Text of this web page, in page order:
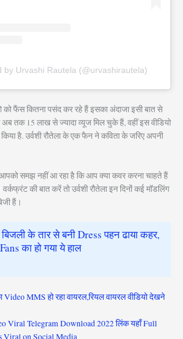
by Urvashi Rautela (@urvashirautela)
को फैंस कितना पसंद कर रहे हैं इसका अंदाजा इसी बात से
तक 15 लाख से ज्यादा व्यूज मिल चुके हैं, वहीं इस वीडियो
है. उर्वशी रौतेला के एक फैन ने कविता के जरिए अपनी
समझ नहीं आ रहा है कि आप क्या कवर करना चाहते हैं
की बात करें तो उर्वशी रौतेला इन दिनों कई मॉडलिंग
हैं।
के तार से बनी Dress पहन ढाया कहर,
का हो गया ये हाल
Video MMS हो रहा वायरल,रियल वायरल वीडियो देखने
Viral Telegram Download 2022 लिंक यहाँ Full
Viral on Social Media